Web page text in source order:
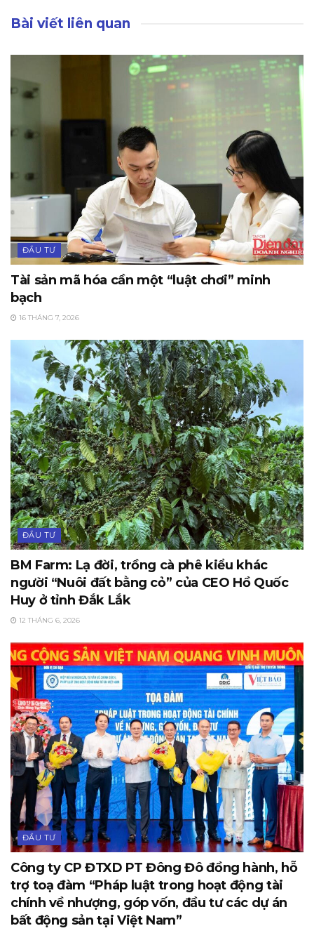
Bài viết liên quan
ĐẦU TƯ
Tài sản mã hóa cần một “luật chơi” minh
bạch
16 THÁNG 7, 2026
ĐẦU TƯ
BM Farm: Lạ đời, trồng cà phê kiểu khác
người “Nuôi đất bằng cỏ” của CEO Hồ Quốc
Huy ở tỉnh Đắk Lắk
12 THÁNG 6, 2026
ĐẦU TƯ
Công ty CP ĐTXD PT Đông Đô đồng hành, hỗ
trợ toạ đàm “Pháp luật trong hoạt động tài
chính về nhượng, góp vốn, đầu tư các dự án
bất động sản tại Việt Nam”